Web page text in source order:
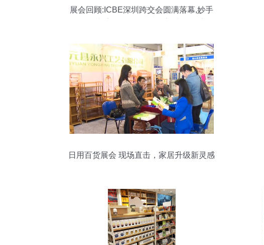
展会回顾:ICBE深圳跨交会圆满落幕,妙手
日用百货展会 现场直击，家居升级新灵感